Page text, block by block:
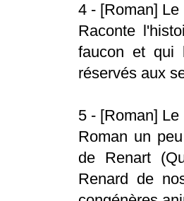
4 - [Roman]
Raconte
faucon et qui
réservés aux
5 - [Roman]
Roman un
de Renart
Renard de